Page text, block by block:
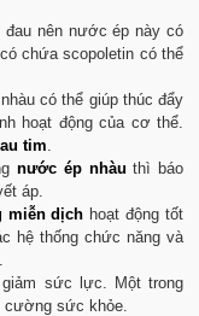
đau nên nước ép này có
chứa scopoletin có thể
có thể giúp thúc đẩy
hoạt động của cơ thể.
tim
nước ép nhàu thì báo
áp.
miễn dịch hoạt động tốt
hệ thống chức năng và
sức lực. Một trong
sức khỏe.